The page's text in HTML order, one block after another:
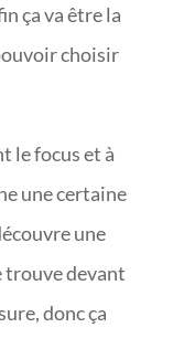
ça va être la
choisir
le focus et à
une certaine
une
trouve devant
donc ça